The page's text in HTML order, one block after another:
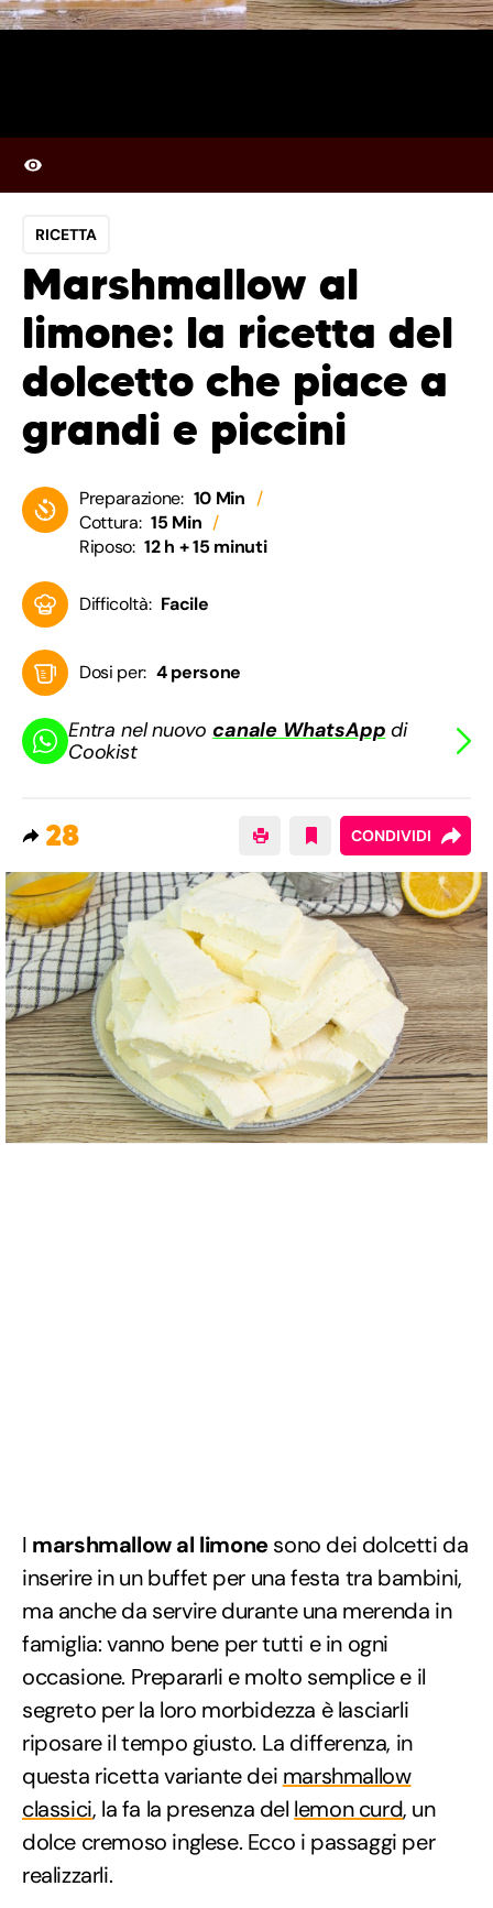
RICETTA
Marshmallow al
limone: la ricetta del
dolcetto che piace a
grandi e piccini
Preparazione: 10 Min
Cottura: 15 Min
Riposo: 12 h + 15 minuti
Difficoltà: Facile
Dosi per: 4 persone
Entra nel nuovocanale WhatsApp di
Cookist
28 CONDIVIDI
I marshmallow al limonesono dei dolcetti da
inserire in un buffet per una festa tra bambini,
ma anche da servire durante una merenda in
famiglia: vanno bene per tutti e in ogni
occasione. Prepararli e molto semplice e il
segreto per la loro morbidezza è lasciarli
riposare il tempo giusto. La differenza, in
questa ricetta variante dei marshmallow
classici, la fa la presenza del lemon curd, un
dolce cremoso inglese. Ecco i passaggi per
realizzarli.